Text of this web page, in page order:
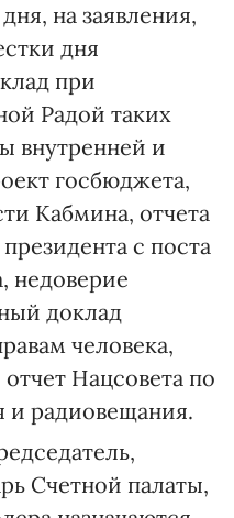
на заявления,
дня
при
Радой таких
внутренней и
госбюджета,
Кабмина, отчета
с поста
недоверие
доклад
человека,
Нацсовета по
и радиовещания.
Счетной палаты,